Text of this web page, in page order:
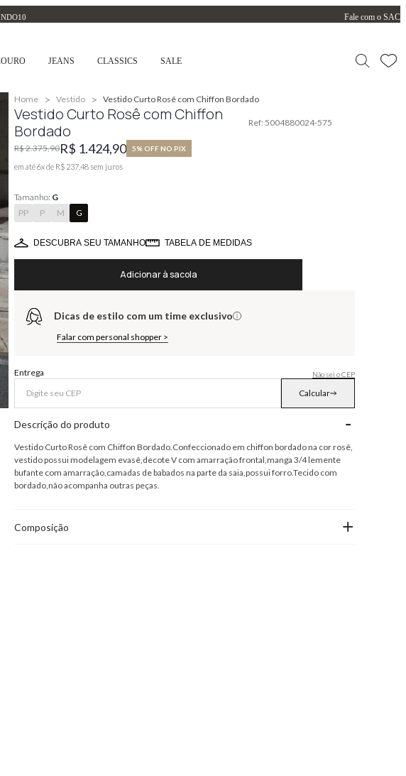
Fale com o SAC
JEANS CLASSICS SALE
Home > Vestido > Vestido Curto Rosê com Chiffon Bordado
Vestido Curto Rosê com Chiffon
Bordado
Ref: 5004880024-575
R$ 2.375,90R$ 1.424,90 5% OFF NO PIX
em até6x de R$ 237,48 sem juros
Tamanho: G
PP
P M G
DESCUBRA SEU TAMANHO TABELA DE MEDIDAS
Adicionar à sacola
Dicas de estilo com um time exclusivo
Falar com personal shopper >
Entrega Não sei o CEP
Calcular
Descrição do produto -
Vestido Curto Rosê com Chiffon Bordado.Confeccionado em chiffon bordado na cor rosê,
vestido possui modelagem evasê,decote V com amarração frontal,manga 3/4 lemente
bufante com amarração,camadas de babados na parte da saia,possui forro.Tecido com
bordado,não acompanha outras peças.
Composição +